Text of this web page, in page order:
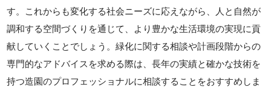
す。これからも変化する社会ニーズに応えながら、人と自然が
調和する空間づくりを通じて、より豊かな生活環境の実現に貢
献していくことでしょう。緑化に関する相談や計画段階からの
専門的なアドバイスを求める際は、長年の実績と確かな技術を
持つ造園のプロフェッショナルに相談することをおすすめしま